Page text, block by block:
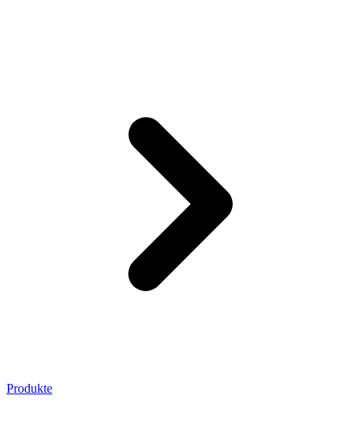
Produkte